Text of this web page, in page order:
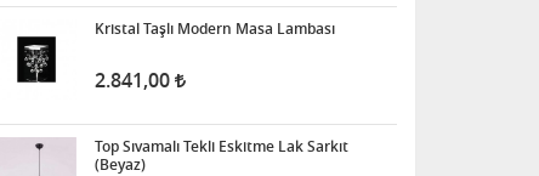
Kristal Taşlı Modern Masa Lambası
2.841,00
Top Sıvamalı Tekli Eskitme Lak Sarkıt
(Beyaz)